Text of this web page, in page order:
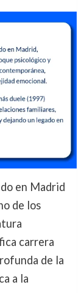
en Madrid
de los
carrera
de la
a la